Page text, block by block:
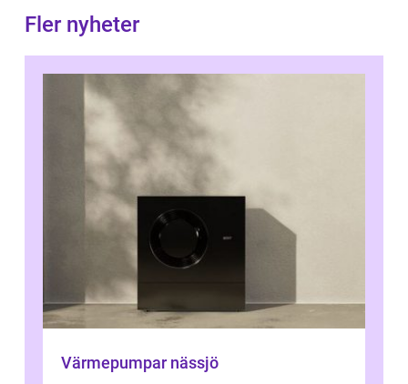
Fler nyheter
Värmepumpar nässjö